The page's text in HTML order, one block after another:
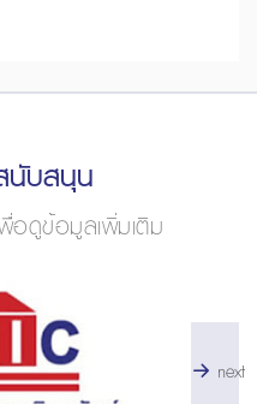
นับสนุน
อดูข้อมูลเพิ่มเติม
next